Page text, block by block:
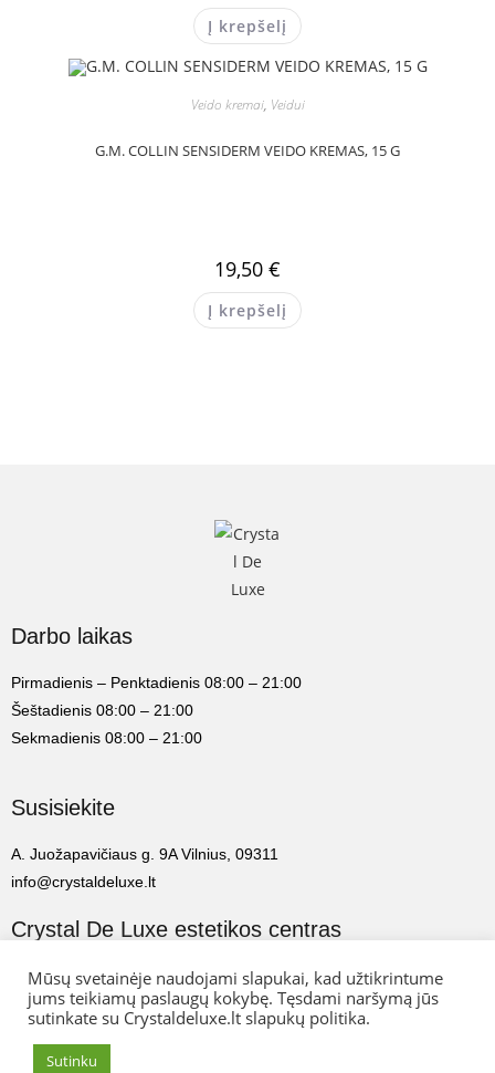
Į krepšelį
Veido kremai, Veidui
G.M. COLLIN SENSIDERM VEIDO KREMAS, 15 G
19,50 €
Į krepšelį
Darbo laikas
Pirmadienis – Penktadienis 08:00 – 21:00
Šeštadienis 08:00 – 21:00
Sekmadienis 08:00 – 21:00
Susisiekite
A. Juožapavičiaus g. 9A Vilnius, 09311
info@crystaldeluxe.lt
Crystal De Luxe estetikos centras
2022 Crystal De Luxe estetikos centras. Visos teisės saugomos.
Web Ideas:
Mūsų svetainėje naudojami slapukai, kad užtikrintume
jums teikiamų paslaugų kokybę. Tęsdami naršymą jūs
sutinkate su Crystaldeluxe.lt slapukų politika.
Sutinku